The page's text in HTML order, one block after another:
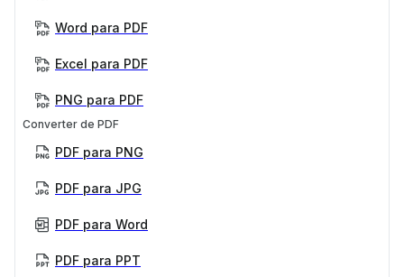
Word para PDF
Excel para PDF
PNG para PDF
Converter de PDF
PDF para PNG
PDF para JPG
PDF para Word
PDF para PPT